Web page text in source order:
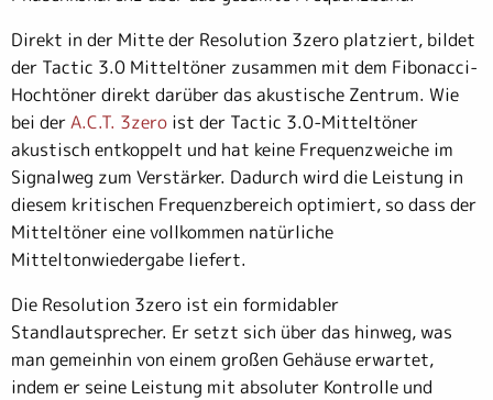
Direkt in der Mitte der Resolution 3zero platziert, bildet
der Tactic 3.0 Mitteltöner zusammen mit dem Fibonacci-
Hochtöner direkt darüber das akustische Zentrum. Wie
bei derA.C.T. 3zero ist der Tactic 3.0-Mitteltöner
akustisch entkoppelt und hat keine Frequenzweiche im
Signalweg zum Verstärker. Dadurch wird die Leistung in
diesem kritischen Frequenzbereich optimiert, so dass der
Mitteltöner eine vollkommen natürliche
Mitteltonwiedergabe liefert.
Die Resolution 3zero ist ein formidabler
Standlautsprecher. Er setzt sich über das hinweg, was
man gemeinhin von einem großen Gehäuse erwartet,
indem er seine Leistung mit absoluter Kontrolle und